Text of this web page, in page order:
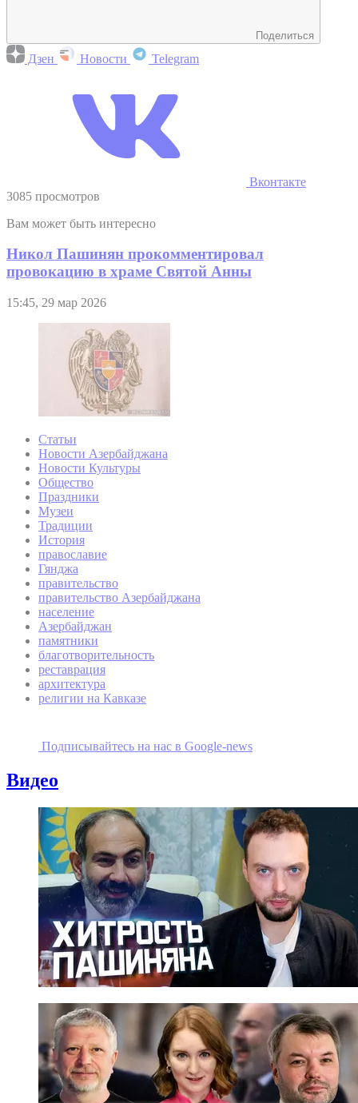
Поделиться
Дзен Новости Telegram
Вконтакте
3085 просмотров
Вам может быть интересно
Никол Пашинян прокомментировал
провокацию в храме Святой Анны
15:45, 29 мар 2026
Статьи
Новости Азербайджана
Новости Культуры
Общество
Праздники
Музеи
Традиции
История
православие
Гянджа
правительство
правительство Азербайджана
население
Азербайджан
памятники
благотворительность
реставрация
архитектура
религии на Кавказе
Подписывайтесь на наc в Google-news
Видео